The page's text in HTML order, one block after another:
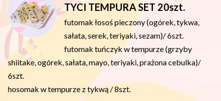
TYCI TEMPURA SET 20szt.
futomak łosoś pieczony (ogórek, tykwa,
sałata, serek, teriyaki, sezam)/ 6szt.
futomak tuńczyk w tempurze (grzyby
shiitake, ogórek, sałata, mayo, teriyaki, prażona cebulka)/
6szt.
hosomak w tempurze z tykwą / 8szt.